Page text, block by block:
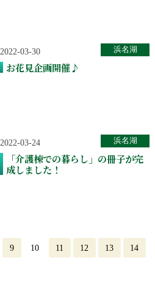
2022-03-30
お花見企画開催♪
浜名湖
2022-03-24
「介護棟での暮らし」の冊子が完
成しました！
浜名湖
9 10 11 12 13 14